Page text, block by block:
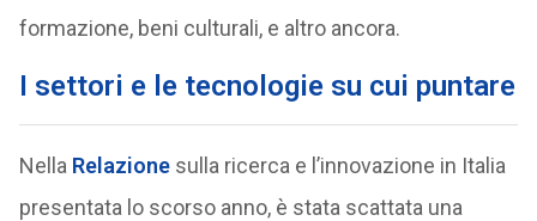
formazione, beni culturali, e altro ancora.
I settori e le tecnologie su cui puntare
Nella Relazione sulla ricerca e l’innovazione in Italia
presentata lo scorso anno, è stata scattata una